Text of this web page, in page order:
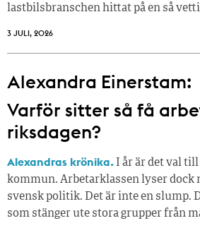
lastbilsbranschen hittat på en så
3 JULI, 2026
Alexandra Einerstam:
Varför sitter så få
riksdagen?
Alexandras krönika. I år är det val
kommun. Arbetarklassen lyser dock
svensk politik. Det är inte en slump.
som stänger ute stora grupper från